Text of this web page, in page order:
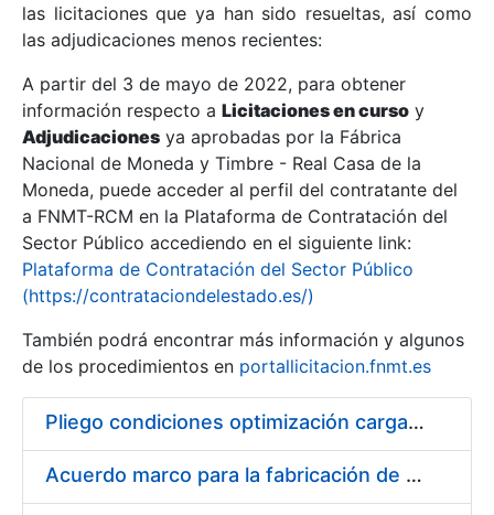
Mostrar/Ocultar
Mostrar/Ocultar
las licitaciones que ya han sido resueltas, así como
las adjudicaciones menos recientes:
A partir del 3 de mayo de 2022, para obtener
información respecto a Licitaciones en curso y
Adjudicaciones ya aprobadas por la Fábrica
Nacional de Moneda y Timbre - Real Casa de la
Moneda, puede acceder al perfil del contratante del
a FNMT-RCM en la Plataforma de Contratación del
Sector Público accediendo en el siguiente link:
Plataforma de Contratación del Sector Público
(https://contrataciondelestado.es/)
También podrá encontrar más información y algunos
de los procedimientos en portallicitacion.fnmt.es
Pliego condiciones optimización cargas compras firmado
Acuerdo marco para la fabricación de piezas